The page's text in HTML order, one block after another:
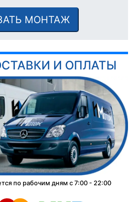
МОНТАЖ
И ОПЛАТЫ
по рабочим дням с 7:00 - 22:00